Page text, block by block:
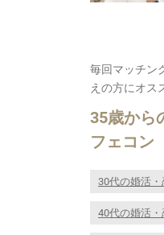
毎回マッチ
えの方にオス
35歳から
フェコン
30代の婚活
40代の婚活